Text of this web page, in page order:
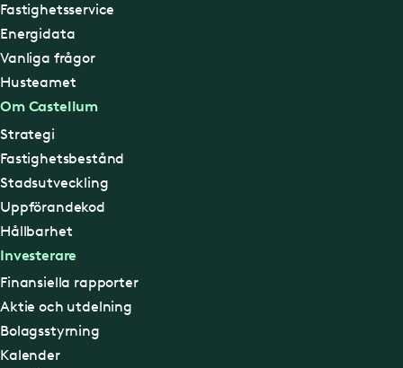
Fastighetsservice
Energidata
Vanliga frågor
Husteamet
Om Castellum
Strategi
Fastighetsbestånd
Stadsutveckling
Uppförandekod
Hållbarhet
Investerare
Finansiella rapporter
Aktie och utdelning
Bolagsstyrning
Kalender